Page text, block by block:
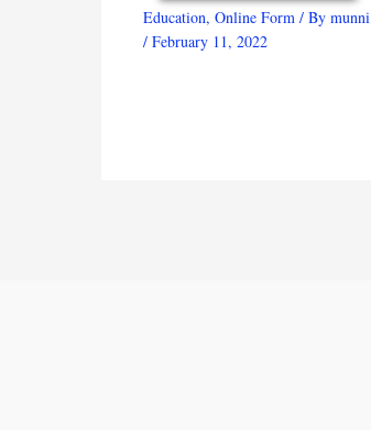
Education, Online Form/ By munni
/ February 11, 2022